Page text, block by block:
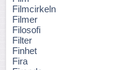
Filmcirkeln
Filmer
Filosofi
Filter
Finhet
Fira